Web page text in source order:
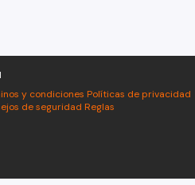
y condiciones Políticas de privacidad
de seguridad Reglas